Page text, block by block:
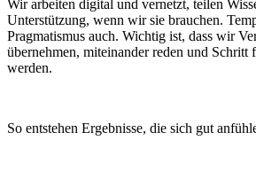
Wir arbeiten digital und vernetzt, teilen
Unterstützung, wenn wir sie brauchen.
Pragmatismus auch. Wichtig ist, dass wir
übernehmen, miteinander reden und Schritt
werden.
So entstehen Ergebnisse, die sich gut